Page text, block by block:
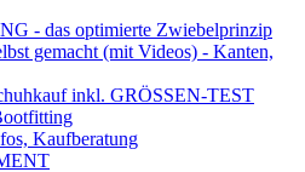
- das optimierte Zwiebelprinzip
gemacht (mit Videos) - Kanten,
inkl. GRÖSSEN-TEST
Kaufberatung